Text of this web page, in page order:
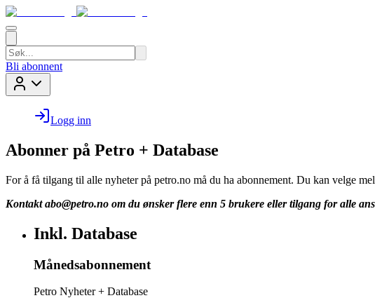
Bli abonnent
Logg inn
Abonner på Petro + Database
For å få tilgang til alle nyheter på petro.no må du ha abonnement. Du kan velge
Kontakt abo@petro.no om du ønsker flere enn 5 brukere eller tilgang for alle
Inkl. Database
Månedsabonnement
Petro Nyheter + Database